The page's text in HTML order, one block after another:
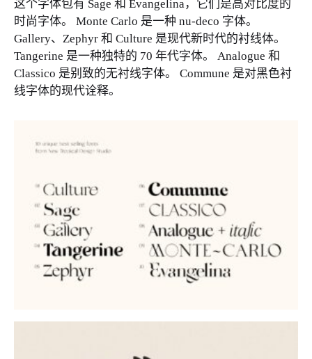
这个字体包有 Sage 和 Evangelina，它们是高对比度的
时尚字体。 Monte Carlo 是一种 nu-deco 字体。
Gallery、Zephyr 和 Culture 是现代新时代的衬线体。
Tangerine 是一种独特的 70 年代字体。 Analogue 和
Classico 是别致的无衬线字体。 Commune 是对黑色衬
线字体的现代诠释。